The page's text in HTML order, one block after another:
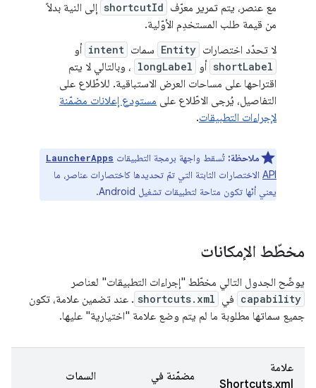
مع عنصر، يتم تمرير معرّف shortcutId إلى النية بدلاً
من قيمة طلب المستخدِم الأوّلية.
لا تحدّد اختصارات Entity سمات intent أو
shortLabel أو longLabel ، وبالتالي لا يتم
اقتراحها على مساحات العرض الاستباقية. للاطّلاع على
التفاصيل، يُرجى الاطّلاع على مستودع إعلانات مضمّنة
لإجراءات التطبيقات.
ملاحظة: تُسقط واجهة برمجة التطبيقات LauncherApps
API الاختصارات الثابتة التي تمّ تحديدها كاختصارات عناصر، ما
يعني أنّها تكون متاحة لتطبيقات تشغيل Android.
مخطّط الإمكانات
يوضّح الجدول التالي مخطّط "إجراءات التطبيقات" لعناصر
capability في shortcuts.xml . عند تضمين علامة، تكون
جميع سماتها مطلوبة ما لم يتم وضع علامة "اختيارية" عليها.
علامة
Shortcuts.xml
مضمّنة في السمات